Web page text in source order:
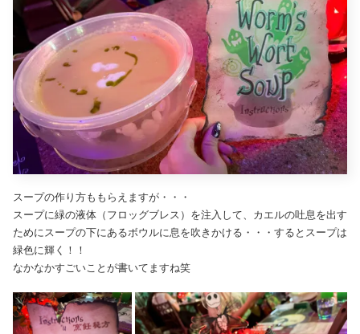
スープの作り方ももらえますが・・・
スープに緑の液体（フロッグブレス）を注入して、カエルの吐息を出す
ためにスープの下にあるボウルに息を吹きかける・・・するとスープは
緑色に輝く！！
なかなかすごいことが書いてますね笑